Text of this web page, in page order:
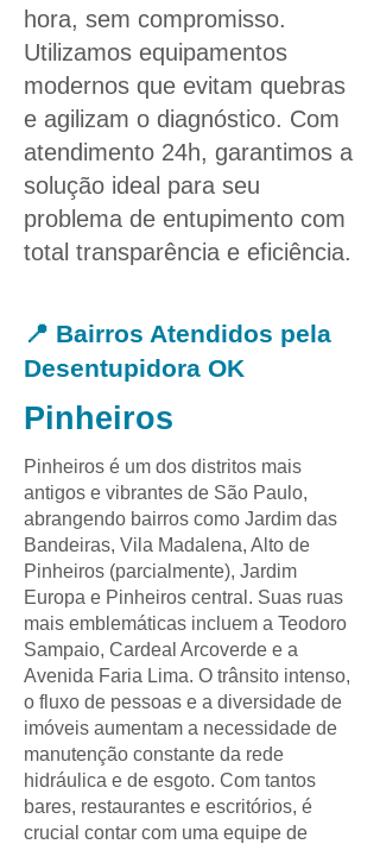
hora, sem compromisso.
Utilizamos equipamentos
modernos que evitam quebras
e agilizam o diagnóstico. Com
atendimento 24h, garantimos a
solução ideal para seu
problema de entupimento com
total transparência e eficiência.
📍 Bairros Atendidos pela
Desentupidora OK
Pinheiros
Pinheiros é um dos distritos mais
antigos e vibrantes de São Paulo,
abrangendo bairros como Jardim das
Bandeiras, Vila Madalena, Alto de
Pinheiros (parcialmente), Jardim
Europa e Pinheiros central. Suas ruas
mais emblemáticas incluem a Teodoro
Sampaio, Cardeal Arcoverde e a
Avenida Faria Lima. O trânsito intenso,
o fluxo de pessoas e a diversidade de
imóveis aumentam a necessidade de
manutenção constante da rede
hidráulica e de esgoto. Com tantos
bares, restaurantes e escritórios, é
crucial contar com uma equipe de